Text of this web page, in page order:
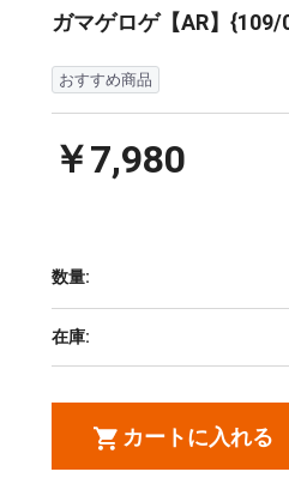
ガマゲロゲ【AR】{109/
おすすめ商品
￥7,980
数量:
在庫:
カートに入れる